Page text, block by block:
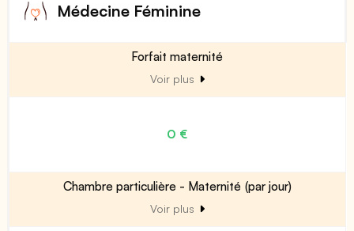
Médecine Féminine
Forfait maternité
Voir plus
0 €
Chambre particulière - Maternité (par jour)
Voir plus